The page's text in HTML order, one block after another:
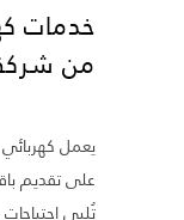
خدمات
من
يعمل
على تقديم
تُلبي